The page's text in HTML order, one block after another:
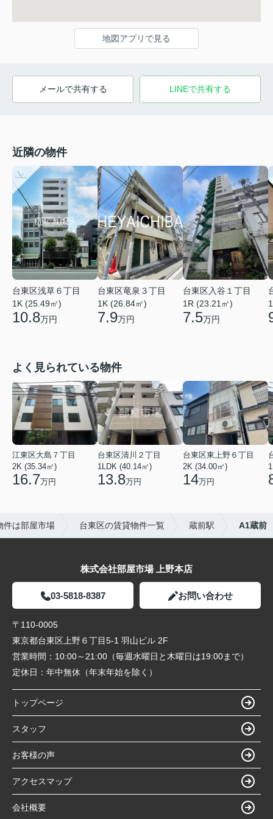
地図アプリで見る
メールで共有する LINEで共有する
近隣の物件
台東区浅草６丁目
1K (25.49㎡)
10.8万円
台東区竜泉３丁目
1K (26.84㎡)
7.9万円
台東区入谷１丁目
1R (23.21㎡)
7.5万円
よく見られている物件
江東区大島７丁目
2K (35.34㎡)
16.7万円
台東区清川２丁目
1LDK (40.14㎡)
13.8万円
台東区東上野６丁目
2K (34.00㎡)
14万円
件は部屋市場 台東区の賃貸物件一覧 蔵前駅 A1蔵前
株式会社部屋市場 上野本店
03-5818-8387 お問い合わせ
〒110-0005
東京都台東区上野６丁目5-1 羽山ビル 2F
営業時間： 10:00～21:00（毎週水曜日と木曜日は19:00まで）
定休日： 年中無休（年末年始を除く）
トップページ
スタッフ
お客様の声
アクセスマップ
会社概要